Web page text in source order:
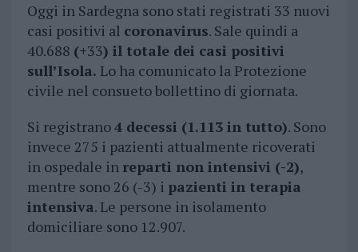
Oggi in Sardegna sono stati registrati 33 nuovi
casi positivi al coronavirus. Sale quindi a
40.688 (+33) il totale dei casi positivi
sull’Isola. Lo ha comunicato la Protezione
civile nel consueto bollettino di giornata.
Si registrano4 decessi (1.113 in tutto). Sono
invece 275 i pazienti attualmente ricoverati
in ospedale in reparti non intensivi (-2),
mentre sono 26 (-3) i pazienti in terapia
intensiva. Le persone in isolamento
domiciliare sono 12.907.